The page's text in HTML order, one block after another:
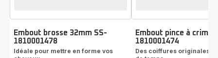
Embout brosse 32mm SS-
1810001478
Idéale pour mettre en forme vos
Embout pince à
1810001474
Des coiffures originales